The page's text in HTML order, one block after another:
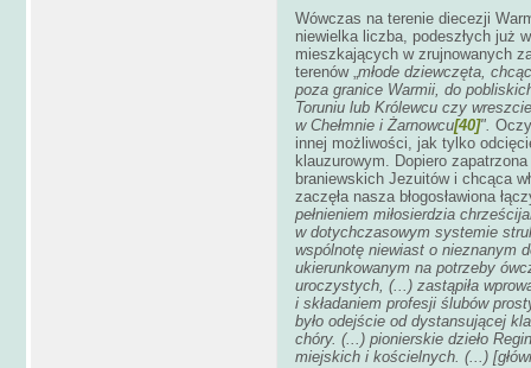
Wówczas na terenie diecezji
niewielka liczba, podeszłych już
mieszkających w zrujnowanych
terenów „młode dziewczęta,
poza granice Warmii, do
Toruniu lub Królewcu czy
w Chełmnie i Żarnowcu[40]".
innej możliwości, jak tylko
klauzurowym. Dopiero
braniewskich Jezuitów i chcąca
zaczęła nasza błogosławiona
pełnieniem miłosierdzia
w dotychczasowym systemie
wspólnotę niewiast o nieznanym
ukierunkowanym na potrzeby
uroczystych, (...) zastąpiła
i składaniem profesji ślubów
było odejście od dystansującej
chóry. (...) pionierskie dzieło
miejskich i kościelnych. (...)